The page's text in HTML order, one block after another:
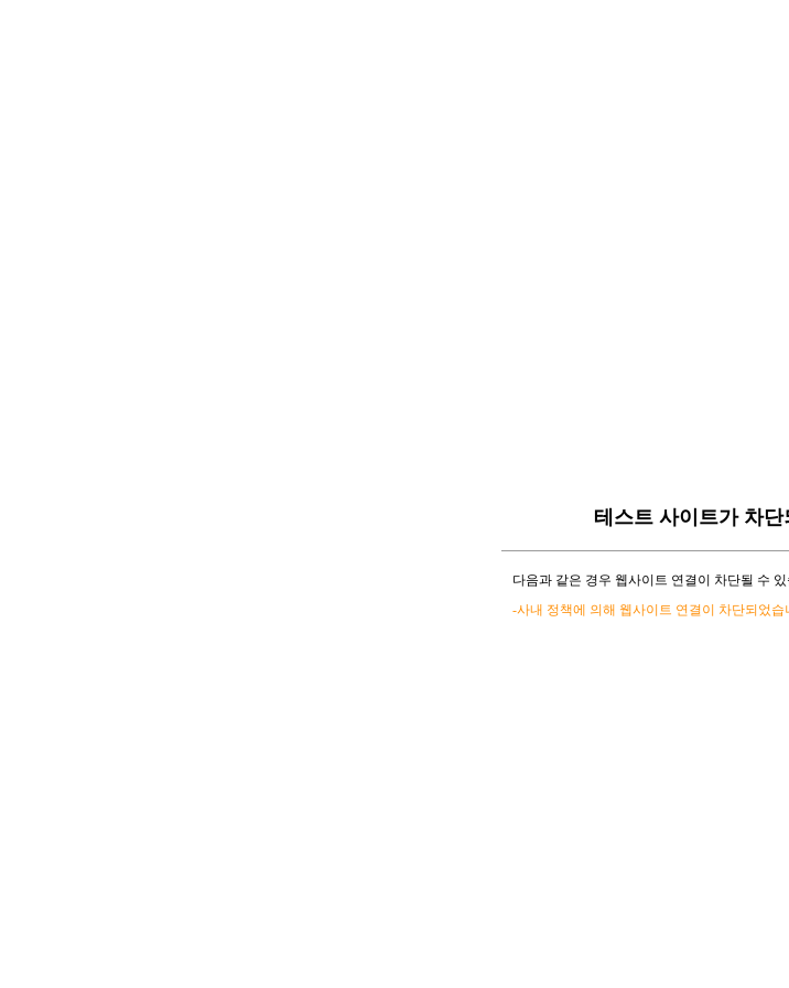
테스트 사이트가 차
다음과 같은 경우 웹사이트 연결이 차단될 수
-사내 정책에 의해 웹사이트 연결이 차단되었